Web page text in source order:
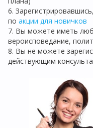
6.
по акции для новичков
7. Вы можете иметь
вероисповедание,
8. Вы не можете
действующим